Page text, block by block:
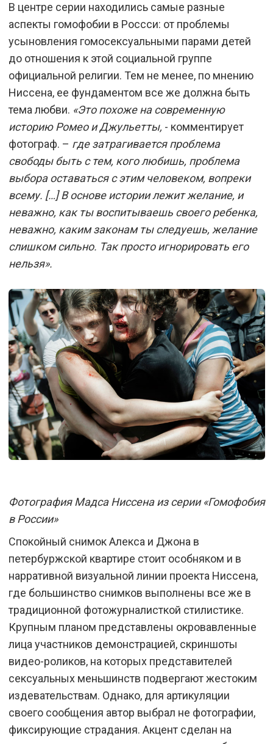
В центре серии находились самые разные
аспекты гомофобии в Россси: от проблемы
усыновления гомосексуальными парами детей
до отношения к этой социальной группе
официальной религии. Тем не менее, по мнению
Ниссена, ее фундаментом все же должна быть
тема любви. «Это похоже на современную
историю Ромео и Джульетты, - комментирует
фотограф. – где затрагивается проблема
свободы быть с тем, кого любишь, проблема
выбора оставаться с этим человеком, вопреки
всему. […] В основе истории лежит желание, и
неважно, как ты воспитываешь своего ребенка,
неважно, каким законам ты следуешь, желание
слишком сильно. Так просто игнорировать его
нельзя».
Фотография Мадса Ниссена из серии «Гомофобия
в России»
Спокойный снимок Алекса и Джона в
петербуржской квартире стоит особняком и в
нарративной визуальной линии проекта Ниссена,
где большинство снимков выполнены все же в
традиционной фотожурналисткой стилистике.
Крупным планом представлены окровавленные
лица участников демонстрацией, скриншоты
видео-роликов, на которых представителей
сексуальных меньшинств подвергают жестоким
издевательствам. Однако, для артикуляции
своего сообщения автор выбрал не фотографии,
фиксирующие страдания. Акцент сделан на